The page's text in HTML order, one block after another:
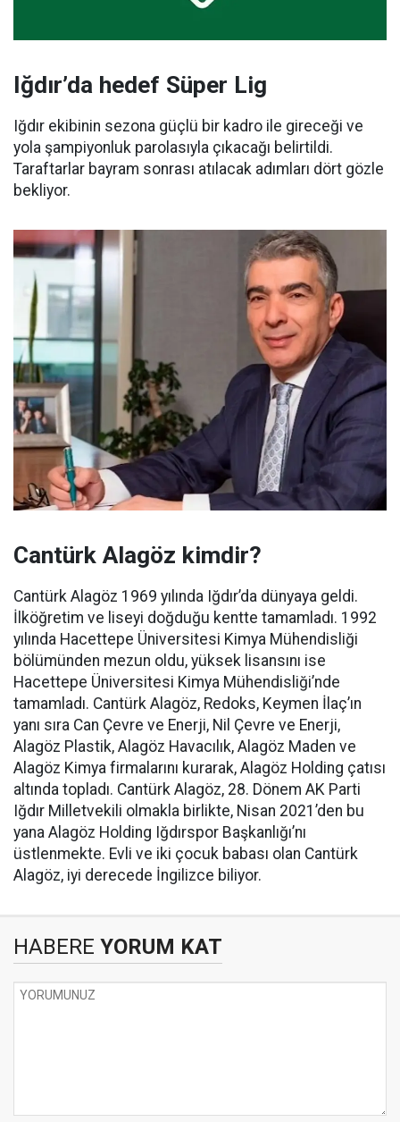
Iğdır’da hedef Süper Lig
Iğdır ekibinin sezona güçlü bir kadro ile gireceği ve
yola şampiyonluk parolasıyla çıkacağı belirtildi.
Taraftarlar bayram sonrası atılacak adımları dört gözle
bekliyor.
Cantürk Alagöz kimdir?
Cantürk Alagöz 1969 yılında Iğdır’da dünyaya geldi.
İlköğretim ve liseyi doğduğu kentte tamamladı. 1992
yılında Hacettepe Üniversitesi Kimya Mühendisliği
bölümünden mezun oldu, yüksek lisansını ise
Hacettepe Üniversitesi Kimya Mühendisliği’nde
tamamladı. Cantürk Alagöz, Redoks, Keymen İlaç’ın
yanı sıra Can Çevre ve Enerji, Nil Çevre ve Enerji,
Alagöz Plastik, Alagöz Havacılık, Alagöz Maden ve
Alagöz Kimya firmalarını kurarak, Alagöz Holding çatısı
altında topladı. Cantürk Alagöz, 28. Dönem AK Parti
Iğdır Milletvekili olmakla birlikte, Nisan 2021’den bu
yana Alagöz Holding Iğdırspor Başkanlığı’nı
üstlenmekte. Evli ve iki çocuk babası olan Cantürk
Alagöz, iyi derecede İngilizce biliyor.
HABERE YORUM KAT